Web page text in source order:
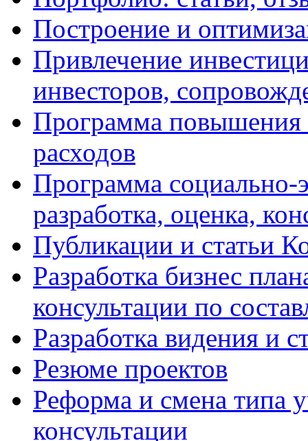
Построение и
Привлечение
инвесторов,
Программа
расходов
Программа социально-
разработка, оценка,
Публикации и статьи
Разработка бизнес
консультации по
Разработка видения и
Резюме проектов
Реформа и смена типа
консультации